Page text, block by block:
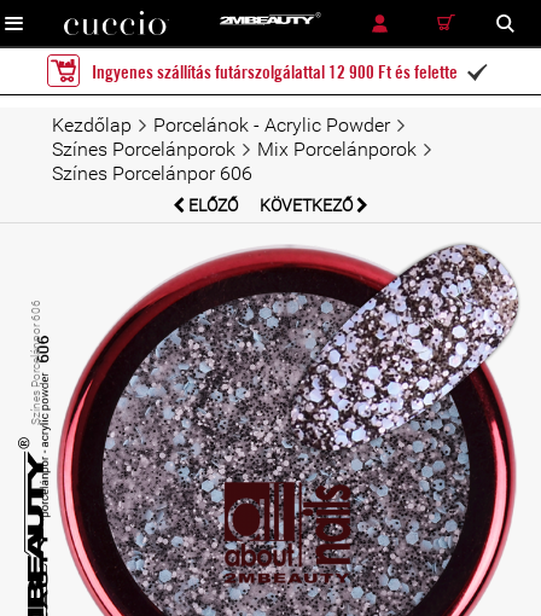
RÉSZLETES KERESÉS KERESÉS
Ingyenes szállítás futárszolgálattal 12 900 Ft és felette 
Kezdőlap
Porcelánok - Acrylic Powder
Színes Porcelánporok
Mix Porcelánporok
Színes Porcelánpor 606
ELŐZŐ KÖVETKEZŐ
Színes Porcelánpor 606